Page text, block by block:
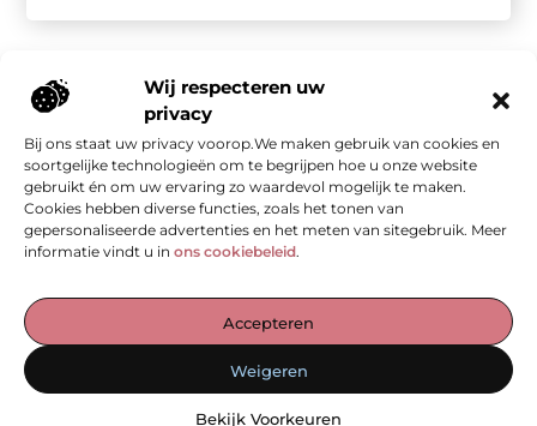
Wij respecteren uw
privacy
Bij ons staat uw privacy voorop.We maken gebruik van cookies en
soortgelijke technologieën om te begrijpen hoe u onze website
gebruikt én om uw ervaring zo waardevol mogelijk te maken.
Cookies hebben diverse functies, zoals het tonen van
gepersonaliseerde advertenties en het meten van sitegebruik. Meer
informatie vindt u in ons cookiebeleid.
Accepteren
Weigeren
Bekijk Voorkeuren
De Verzamelplaats voor Blogs en Inzichten
artikelen, allemaal op één plek. Begin jouw leesreis vandaag op
Onze informatie